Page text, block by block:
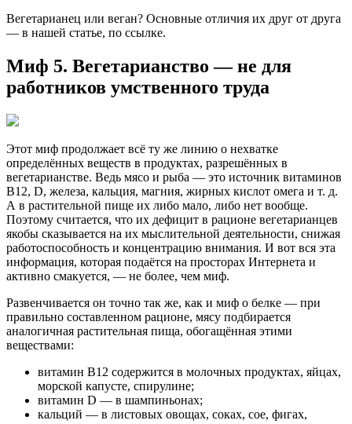
Вегетарианец или веган? Основные отличия их друг от друга
— в нашей статье, по ссылке.
Миф 5. Вегетарианство — не для
работников умственного труда
Этот миф продолжает всё ту же линию о нехватке
определённых веществ в продуктах, разрешённых в
вегетарианстве. Ведь мясо и рыба — это источник витаминов
В12, D, железа, кальция, магния, жирных кислот омега и т. д.
А в растительной пище их либо мало, либо нет вообще.
Поэтому считается, что их дефицит в рационе вегетарианцев
якобы сказывается на их мыслительной деятельности, снижая
работоспособность и концентрацию внимания. И вот вся эта
информация, которая подаётся на просторах Интернета и
активно смакуется, — не более, чем миф.
Развенчивается он точно так же, как и миф о белке — при
правильно составленном рационе, мясу подбирается
аналогичная растительная пища, обогащённая этими
веществами:
витамин В12 содержится в молочных продуктах, яйцах,
морской капусте, спирулине;
витамин D — в шампиньонах;
кальций — в листовых овощах, соках, сое, фигах,